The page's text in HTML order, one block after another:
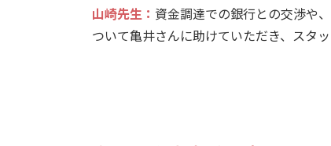
山崎先生 ： 資金調達での銀行との交渉や
ついて亀井さんに助けていただき、スタ